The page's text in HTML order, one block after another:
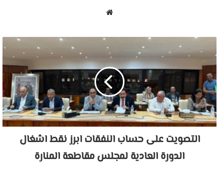
التصويت على حساب النفقات ابرز نقط اشغال
الدورة العادية لمجلس مقاطعة المنارة